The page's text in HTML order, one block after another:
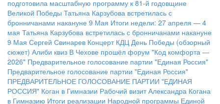
подготовила масштабную программу к 81-й годовщине
Великой Победы Татьяна Карзубова встретилась с
бронничанами накануне 9 Мая Итоги недели: 27 апреля — 4
мая Татьяна Карзубова встретилась с бронничанами накануне
9 Мая Сергей Свинарев Концерт КДЦ День Победы (обзорный
сюжет) Алиби квиз В Чехове прошёл форум "Код комфорта —
2026" Предварительное голосование партии "Единая Россия"
Предварительное голосование партии "Единая Россия"
ПРЕДВАРИТЕЛЬНОЕ ГОЛОСОВАНИЕ ПАРТИИ "ЕДИНАЯ
РОССИЯ" Коган в Гимназии Рабочий визит Александра Когана
в Гимназию Итоги реализации Народной программы Единой